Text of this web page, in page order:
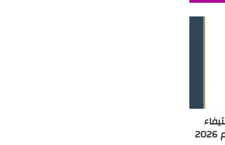
إشتراطات الوقاية من الحريق لعام 2026